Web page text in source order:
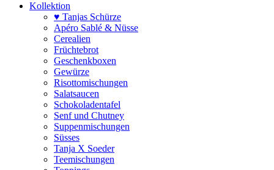
Kollektion
♥ Tanjas Schürze
Apéro Sablé & Nüsse
Cerealien
Früchtebrot
Geschenkboxen
Gewürze
Risotto­mischungen
Salat­saucen
Schokoladen­tafel
Senf und Chutney
Suppen­mischungen
Süsses
Tanja X Soeder
Tee­mischungen